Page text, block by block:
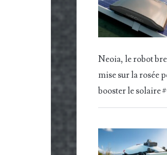
Neoia, le robot
mise sur la rosée
booster le solaire